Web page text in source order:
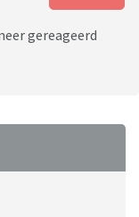
gereageerd